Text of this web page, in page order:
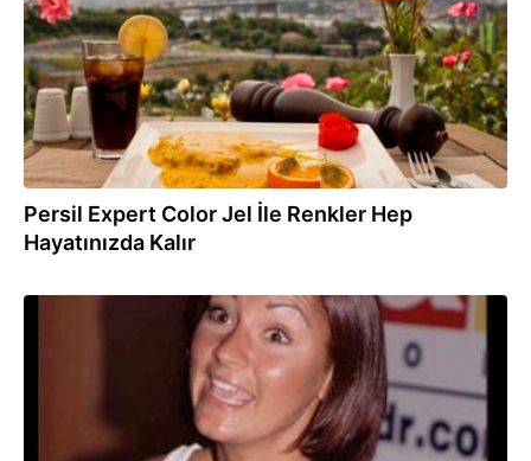
Persil Expert Color Jel İle Renkler Hep
Hayatınızda Kalır